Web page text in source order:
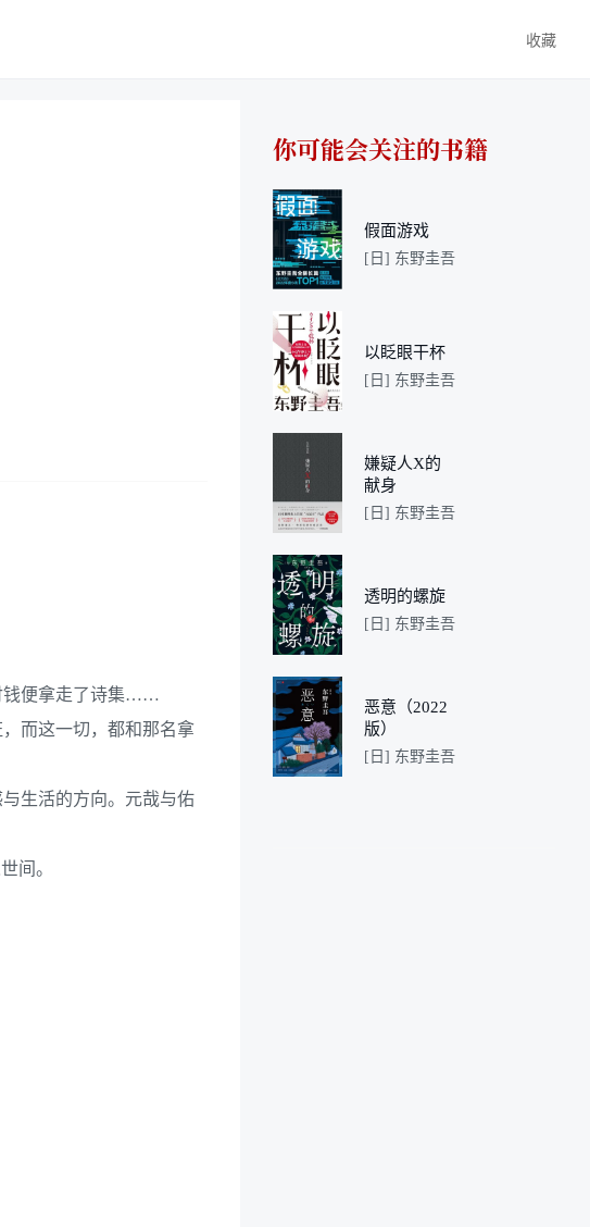
收藏
钱便拿走了诗集……
而这一切，都和那名拿
生活的方向。元哉与佑
间。
你可能会关注的书籍
假面游戏
[日] 东野圭吾
以眨眼干杯
[日] 东野圭吾
嫌疑人X的
献身
[日] 东野圭吾
透明的螺旋
[日] 东野圭吾
恶意（2022
版）
[日] 东野圭吾